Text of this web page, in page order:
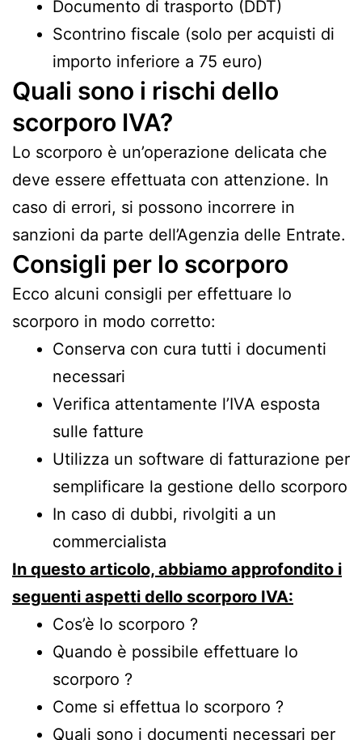
Documento di trasporto (DDT)
Scontrino fiscale (solo per acquisti di
importo inferiore a 75 euro)
Quali sono i rischi dello
scorporo IVA?
Lo scorporo è un’operazione delicata che
deve essere effettuata con attenzione. In
caso di errori, si possono incorrere in
sanzioni da parte dell’Agenzia delle Entrate.
Consigli per lo scorporo
Ecco alcuni consigli per effettuare lo
scorporo in modo corretto:
Conserva con cura tutti i documenti
necessari
Verifica attentamente l’IVA esposta
sulle fatture
Utilizza un software di fatturazione per
semplificare la gestione dello scorporo
In caso di dubbi, rivolgiti a un
commercialista
In questo articolo, abbiamo approfondito i
seguenti aspetti dello scorporo IVA:
Cos’è lo scorporo ?
Quando è possibile effettuare lo
scorporo ?
Come si effettua lo scorporo ?
Quali sono i documenti necessari per